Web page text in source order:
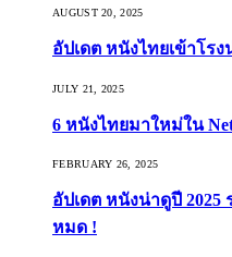
AUGUST 20, 2025
อัปเดต หนังไทยเข้าโร
JULY 21, 2025
6 หนังไทยมาใหม่ใน
FEBRUARY 26, 2025
อัปเดต หนังน่าดูปี
หมด !